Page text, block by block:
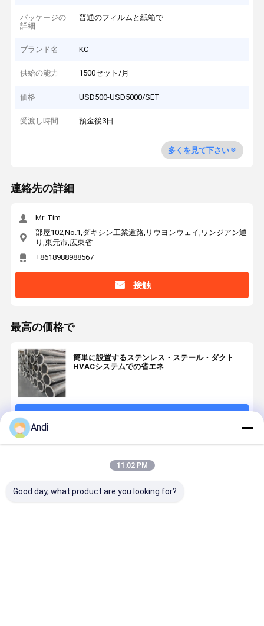
パッケージの
詳細
普通のフィルムと紙箱で
ブランド名 KC
供給の能力 1500セット/月
価格 USD500-USD5000/SET
受渡し時間 預金後3日
多くを見て下さい
連絡先の詳細
Mr. Tim
部屋102,No.1,ダキシン工業道路,リウヨンウェイ,ワンジアン通
り,東元市,広東省
+8618988988567
接触
最高の価格で
簡単に設置するステンレス・ステール・ダクト
HVACシステムでの省エネ
推薦されたプロダクト
Andi
11:02 PM
Good day, what product are you looking for?